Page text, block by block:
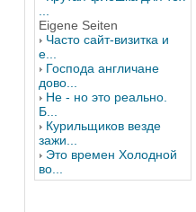
Eigene Seiten
Часто сайт-визитка и
е...
Господа англичане
дово...
Не - но это реально.
Б...
Курильщиков везде
зажи...
Это времен Холодной
во...